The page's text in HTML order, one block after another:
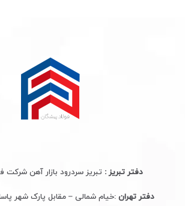
دفتر تبریز : تبریز سردرود بازار آهن شرکت
دفتر تهران :خیام شمالی – مقابل پارک شهر